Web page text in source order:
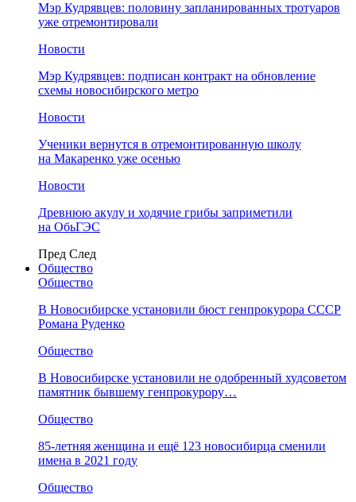
Мэр Кудрявцев: половину запланированных тротуаров
уже отремонтировали
Новости
Мэр Кудрявцев: подписан контракт на обновление
схемы новосибирского метро
Новости
Ученики вернутся в отремонтированную школу
на Макаренко уже осенью
Новости
Древнюю акулу и ходячие грибы заприметили
на ОбьГЭС
Пред След
Общество
Общество
В Новосибирске установили бюст генпрокурора СССР
Романа Руденко
Общество
В Новосибирске установили не одобренный худсоветом
памятник бывшему генпрокурору…
Общество
85-летняя женщина и ещё 123 новосибирца сменили
имена в 2021 году
Общество